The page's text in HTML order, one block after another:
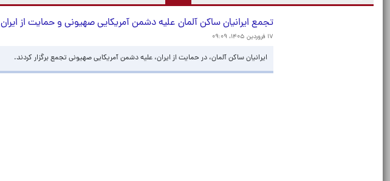
تجمع ایرانیان ساکن آلمان علیه دشمن آمریکایی صهیونی و حمایت از ایران
۱۷ فروردین ۱۴۰۵، ۰۹:۰۹
ایرانیان ساکن آلمان، در حمایت از ایران، علیه دشمن آمریکایی صهیونی تجمع برگزار کردند.